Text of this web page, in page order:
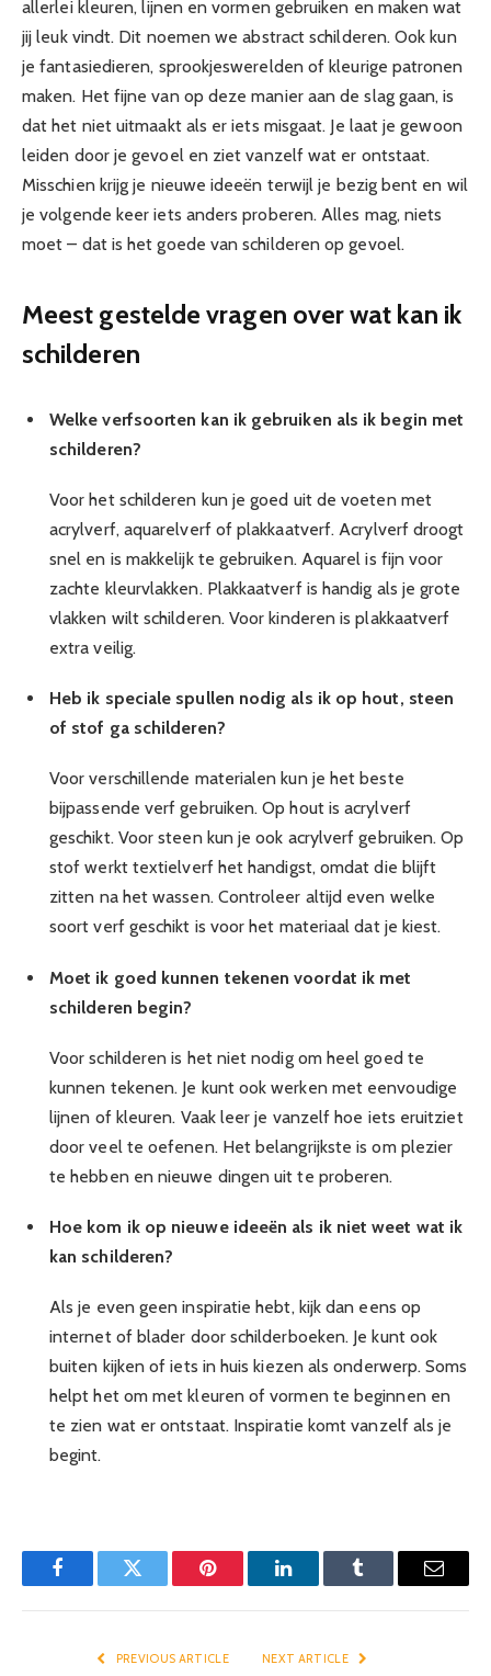
allerlei kleuren, lijnen en vormen gebruiken en maken wat
jij leuk vindt. Dit noemen we abstract schilderen. Ook kun
je fantasiedieren, sprookjeswerelden of kleurige patronen
maken. Het fijne van op deze manier aan de slag gaan, is
dat het niet uitmaakt als er iets misgaat. Je laat je gewoon
leiden door je gevoel en ziet vanzelf wat er ontstaat.
Misschien krijg je nieuwe ideeën terwijl je bezig bent en wil
je volgende keer iets anders proberen. Alles mag, niets
moet – dat is het goede van schilderen op gevoel.
Meest gestelde vragen over wat kan ik
schilderen
Welke verfsoorten kan ik gebruiken als ik begin met
schilderen?
Voor het schilderen kun je goed uit de voeten met
acrylverf, aquarelverf of plakkaatverf. Acrylverf droogt
snel en is makkelijk te gebruiken. Aquarel is fijn voor
zachte kleurvlakken. Plakkaatverf is handig als je grote
vlakken wilt schilderen. Voor kinderen is plakkaatverf
extra veilig.
Heb ik speciale spullen nodig als ik op hout, steen
of stof ga schilderen?
Voor verschillende materialen kun je het beste
bijpassende verf gebruiken. Op hout is acrylverf
geschikt. Voor steen kun je ook acrylverf gebruiken. Op
stof werkt textielverf het handigst, omdat die blijft
zitten na het wassen. Controleer altijd even welke
soort verf geschikt is voor het materiaal dat je kiest.
Moet ik goed kunnen tekenen voordat ik met
schilderen begin?
Voor schilderen is het niet nodig om heel goed te
kunnen tekenen. Je kunt ook werken met eenvoudige
lijnen of kleuren. Vaak leer je vanzelf hoe iets eruitziet
door veel te oefenen. Het belangrijkste is om plezier
te hebben en nieuwe dingen uit te proberen.
Hoe kom ik op nieuwe ideeën als ik niet weet wat ik
kan schilderen?
Als je even geen inspiratie hebt, kijk dan eens op
internet of blader door schilderboeken. Je kunt ook
buiten kijken of iets in huis kiezen als onderwerp. Soms
helpt het om met kleuren of vormen te beginnen en
te zien wat er ontstaat. Inspiratie komt vanzelf als je
begint.
FacebookTwitter Pinterest LinkedInTumblr Email
PREVIOUS ARTICLE NEXT ARTICLE